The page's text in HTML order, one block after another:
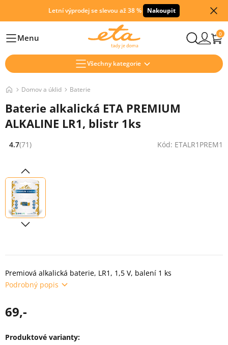
Letní výprodej se slevou až 38 % Nakoupit
HlavníMenu 0
Všechny kategorie
Domov a úklid Baterie
Baterie alkalická ETA PREMIUM
ALKALINE LR1, blistr 1ks
Hodnocení: 4.7 z 5 (71 recenzí)
4.7(71) Kód: ETALR1PREM1
Premiová alkalická baterie, LR1, 1,5 V, balení 1 ks
Podrobný popis
69,-
Produktové varianty: